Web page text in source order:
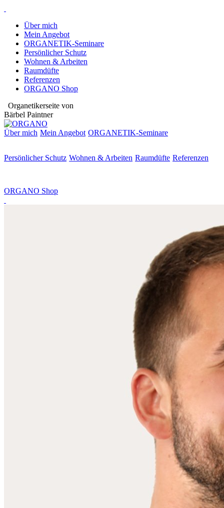
Über mich
Mein Angebot
ORGANETIK-Seminare
Persönlicher Schutz
Wohnen & Arbeiten
Raumdüfte
Referenzen
ORGANO Shop
Organetikerseite von
Bärbel Paintner
Über mich Mein Angebot ORGANETIK-Seminare
Persönlicher Schutz Wohnen & Arbeiten Raumdüfte Referenzen
ORGANO Shop